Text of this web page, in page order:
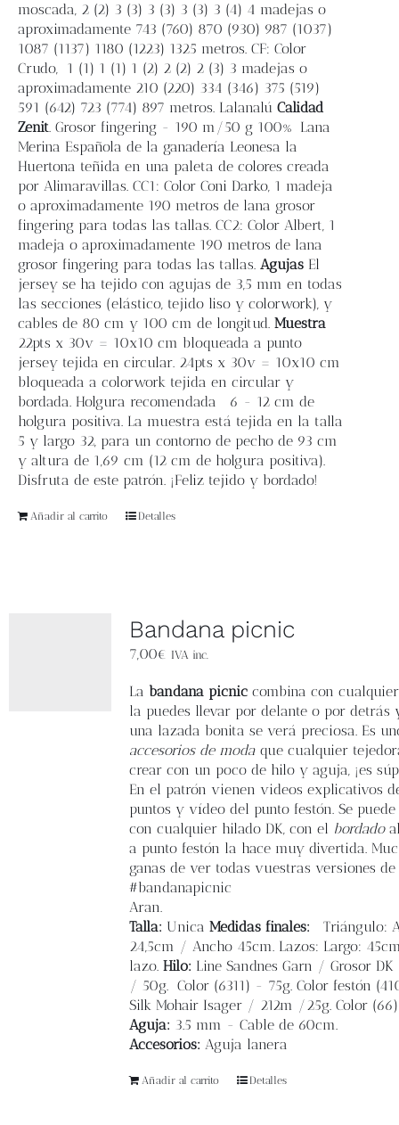
moscada, 2 (2) 3 (3) 3 (3) 3 (3) 3 (4) 4 madejas o
aproximadamente 743 (760) 870 (930) 987 (1037)
1087 (1137) 1180 (1223) 1325 metros. CF: Color
Crudo, 1 (1) 1 (1) 1 (2) 2 (2) 2 (3) 3 madejas o
aproximadamente 210 (220) 334 (346) 375 (519)
591 (642) 723 (774) 897 metros. Lalanalú Calidad
Zenit. Grosor fingering - 190 m/50 g 100% Lana
Merina Española de la ganadería Leonesa la
Huertona teñida en una paleta de colores creada
por Alimaravillas. CC1: Color Coni Darko, 1 madeja
o aproximadamente 190 metros de lana grosor
fingering para todas las tallas. CC2: Color Albert, 1
madeja o aproximadamente 190 metros de lana
grosor fingering para todas las tallas. Agujas El
jersey se ha tejido con agujas de 3,5 mm en todas
las secciones (elástico, tejido liso y colorwork), y
cables de 80 cm y 100 cm de longitud. Muestra
22pts x 30v = 10x10 cm bloqueada a punto
jersey tejida en circular. 24pts x 30v = 10x10 cm
bloqueada a colorwork tejida en circular y
bordada. Holgura recomendada
6 - 12 cm de
holgura positiva. La muestra está tejida en la talla
5 y largo 32, para un contorno de pecho de 93 cm
y altura de 1,69 cm (12 cm de holgura positiva).
Disfruta de este patrón. ¡Feliz tejido y bordado!
Añadir al carrito Detalles
Bandana picnic
7,00€ IVA inc.
La bandana picnic combina con
la puedes llevar por delante o por detrás
una lazada bonita se verá preciosa. Es
accesorios de moda que cualquier
crear con un poco de hilo y aguja, ¡es
En el patrón vienen videos explicativos
puntos y vídeo del punto festón. Se
con cualquier hilado DK, con el bordado
a punto festón la hace muy divertida.
ganas de ver todas vuestras versiones
#bandanapicnic
Aran.
Talla: Unica Medidas finales: Triángulo:
24,5cm / Ancho 45cm. Lazos: Largo:
lazo. Hilo: Line Sandnes Garn / Grosor
/ 50g. Color (6311) - 75g. Color festón
Silk Mohair Isager / 212m /25g. Color
Aguja: 3.5 mm - Cable de 60cm.
Accesorios: Aguja lanera
Añadir al carrito Detalles